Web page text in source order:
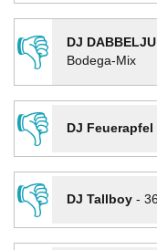
👎
DJ DABBELJU
Bodega-Mix
👎
DJ Feuerapfel
👎
DJ Tallboy-